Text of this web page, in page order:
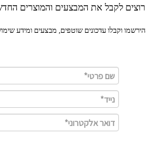
לקבל את המבצעים והמוצרים החדשים
וקבלו עדכונים שוטפים, מבצעים ומידע שימושי